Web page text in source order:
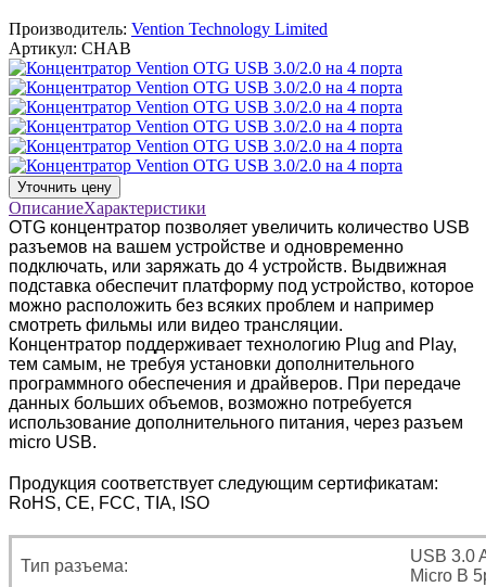
Производитель: Vention Technology Limited
Артикул: CHAB
Уточнить цену
ОписаниеХарактеристики
OTG концентратор позволяет увеличить количество USB
разъемов на вашем устройстве и одновременно
подключать, или заряжать до 4 устройств. Выдвижная
подставка обеспечит платформу под устройство, которое
можно расположить без всяких проблем и например
смотреть фильмы или видео трансляции.
Концентратор поддерживает технологию Plug and Play,
тем самым, не требуя установки дополнительного
программного обеспечения и драйверов. При передаче
данных больших объемов, возможно потребуется
использование дополнительного питания, через разъем
micro USB.
Продукция соответствует следующим сертификатам:
RoHS, CE, FCC, TIA, ISO
Тип разъема:
USB 3.0
Micro B